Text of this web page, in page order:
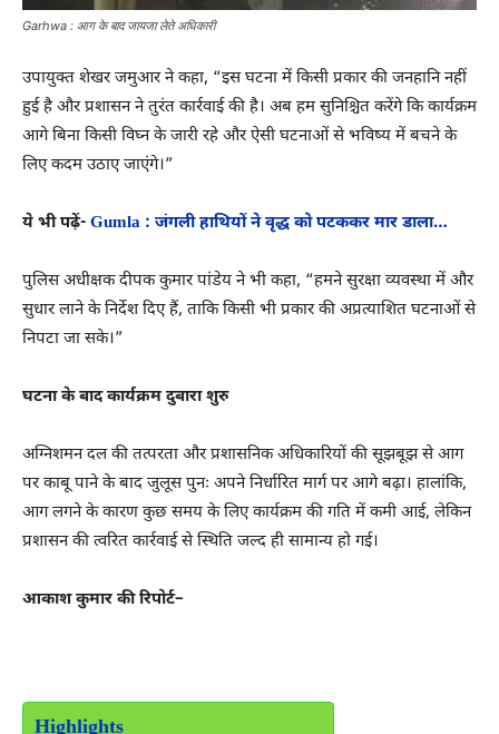
Garhwa : आग के बाद जायजा लेते अधिकारी
उपायुक्त शेखर जमुआर ने कहा, “इस घटना में किसी प्रकार की जनहानि नहीं
हुई है और प्रशासन ने तुरंत कार्रवाई की है। अब हम सुनिश्चित करेंगे कि कार्यक्रम
आगे बिना किसी विघ्न के जारी रहे और ऐसी घटनाओं से भविष्य में बचने के
लिए कदम उठाए जाएंगे।”
ये भी पढ़ें- Gumla : जंगली हाथियों ने वृद्ध को पटककर मार डाला…
पुलिस अधीक्षक दीपक कुमार पांडेय ने भी कहा, “हमने सुरक्षा व्यवस्था में और
सुधार लाने के निर्देश दिए हैं, ताकि किसी भी प्रकार की अप्रत्याशित घटनाओं से
निपटा जा सके।”
घटना के बाद कार्यक्रम दुबारा शुरु
अग्निशमन दल की तत्परता और प्रशासनिक अधिकारियों की सूझबूझ से आग
पर काबू पाने के बाद जुलूस पुनः अपने निर्धारित मार्ग पर आगे बढ़ा। हालांकि,
आग लगने के कारण कुछ समय के लिए कार्यक्रम की गति में कमी आई, लेकिन
प्रशासन की त्वरित कार्रवाई से स्थिति जल्द ही सामान्य हो गई।
आकाश कुमार की रिपोर्ट–
Highlights